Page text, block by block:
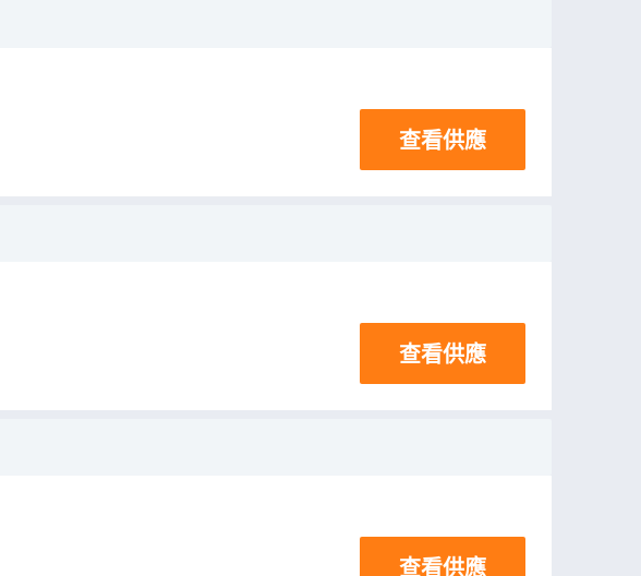
查看供應
查看供應
查看供應